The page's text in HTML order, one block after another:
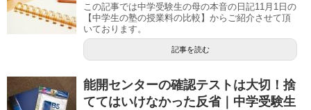
この記事では中学受験生の母の本音の日記11月1日の
【中学生の塾の授業料の比較】からご紹介させて頂
いております。
記事を読む
能開センターの確認テストは大切！捨
ててはいけなかった反省｜中学受験生